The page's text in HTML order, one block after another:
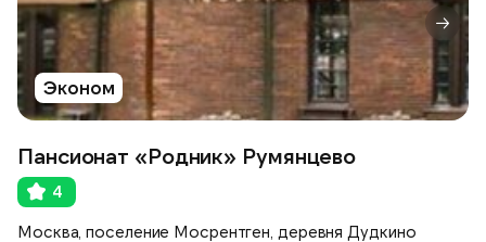
Эконом
Пансионат «Родник» Румянцево
4
Москва, поселение Мосрентген, деревня Дудкино